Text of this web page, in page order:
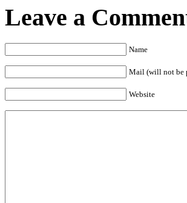
Leave a
Name
Mail (will not be
Website